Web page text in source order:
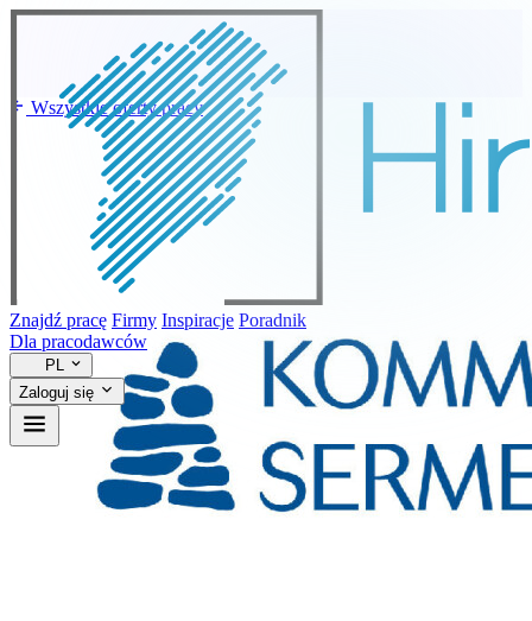
Znajdź pracę Firmy Inspiracje Poradnik
Dla pracodawców
PL
Zaloguj się
Wszystkie oferty pracy